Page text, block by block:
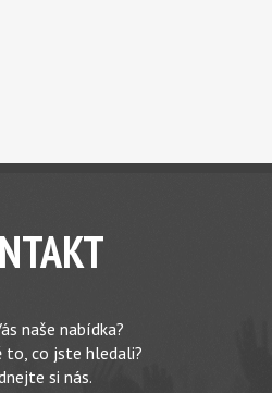
naše nabídka?
to, co jste hledali?
si nás.